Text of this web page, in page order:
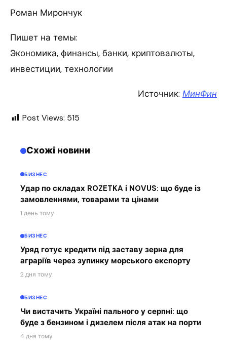
Роман Мирончук
Пишет на темы:
Экономика, финансы, банки, криптовалюты,
инвестиции, технологии
Источник: МинФин
Post Views: 515
Схожі новини
БИЗНЕС
Удар по складах ROZETKA і NOVUS: що буде із
замовленнями, товарами та цінами
1 день тому
БИЗНЕС
Уряд готує кредити під заставу зерна для
аграріїв через зупинку морського експорту
2 дня тому
БИЗНЕС
Чи вистачить Україні пального у серпні: що
буде з бензином і дизелем після атак на порти
4 дня тому